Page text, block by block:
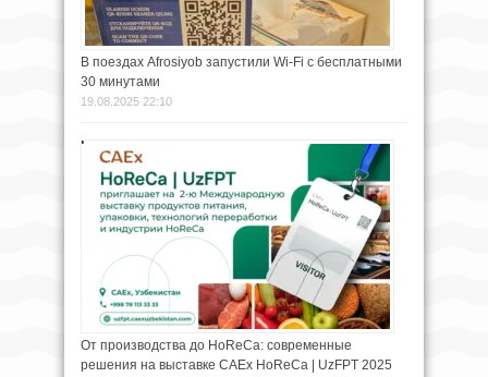
В поездах Afrosiyob запустили Wi-Fi с бесплатными
30 минутами
19.08.2025 22:10
От производства до HoReCa: современные
решения на выставке CAEx HoReCa | UzFPT 2025